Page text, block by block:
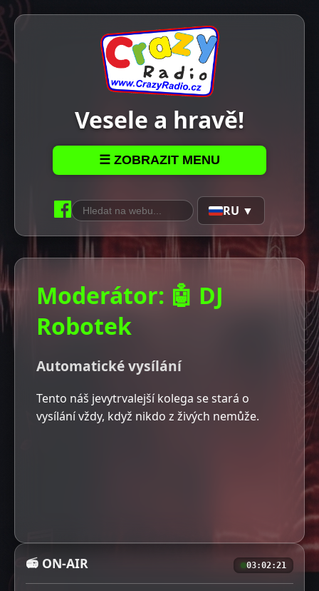
Vesele a hravě!
☰ ZOBRAZIT MENU
RU ▼
📻 ON-AIR 03:02:22
Moderátor: 🤖 DJ
Robotek
Automatické vysílání
Tento náš jevytrvalejší kolega se stará o
vysílání vždy, když nikdo z živých nemůže.